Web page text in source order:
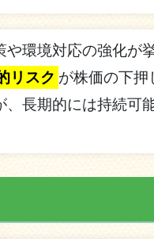
環境対応の強化が
リスク が株価の下押
長期的には持続可